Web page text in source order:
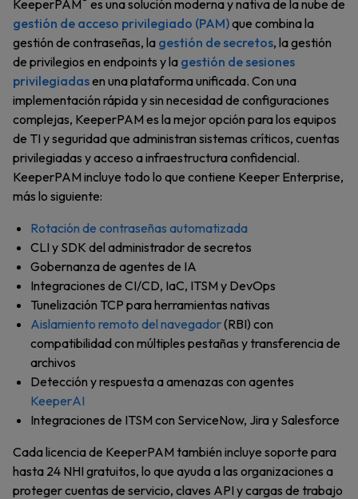
KeeperPAM
es una solución moderna y nativa de la nube de
gestión de acceso privilegiado (PAM)que combina la
gestión de contraseñas, la gestión de secretos, la gestión
de privilegios en endpoints y la gestión de sesiones
privilegiadasen una plataforma unificada. Con una
implementación rápida y sin necesidad de configuraciones
complejas, KeeperPAM es la mejor opción para los equipos
de TI y seguridad que administran sistemas críticos, cuentas
privilegiadas y acceso a infraestructura confidencial.
KeeperPAM incluye todo lo que contiene Keeper Enterprise,
más lo siguiente:
Rotación de contraseñas automatizada
CLI y SDK del administrador de secretos
Gobernanza de agentes de IA
Integraciones de CI/CD, IaC, ITSM y DevOps
Tunelización TCP para herramientas nativas
Aislamiento remoto del navegador(RBI) con
compatibilidad con múltiples pestañas y transferencia de
archivos
Detección y respuesta a amenazas con agentes
KeeperAI
Integraciones de ITSM con ServiceNow, Jira y Salesforce
Cada licencia de KeeperPAM también incluye soporte para
hasta 24 NHI gratuitos, lo que ayuda a las organizaciones a
proteger cuentas de servicio, claves API y cargas de trabajo